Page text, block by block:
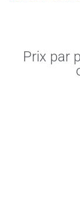
Prix par